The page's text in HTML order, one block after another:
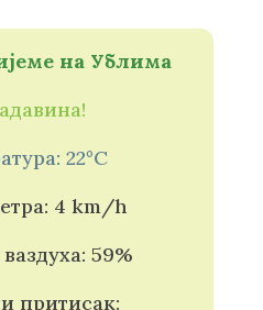
на Ублима
22°C
4 km/h
59%
притисак: